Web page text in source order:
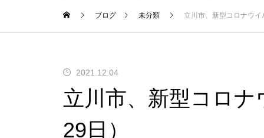
ブログ 未分類 立川市、新型コロナウ
2021.12.04
立川市、新型コロ
29日）